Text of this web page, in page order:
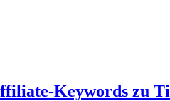
Keywords zu